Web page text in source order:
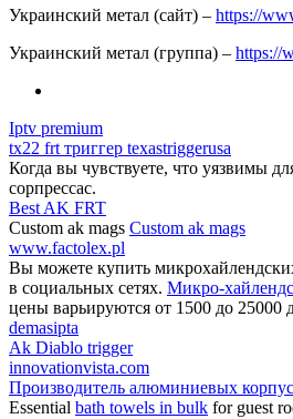
Украинский метал (сайт) – https://
Украинский метал (группа) – https://
Iptv premium
tx22 frt триггер texastriggerusa
Когда вы чувствуете, что уязвимы
сорпрессас.
Best AK FRT
Custom ak mags Custom ak mags
www.factolex.pl
Вы можете купить
в социальных сетях. Микро-
цены варьируются от 1500 до 25000
demasipta
Ak Diablo trigger
innovationvista.com
Производитель алюминиевых
Essential bath towels in bulk for guest